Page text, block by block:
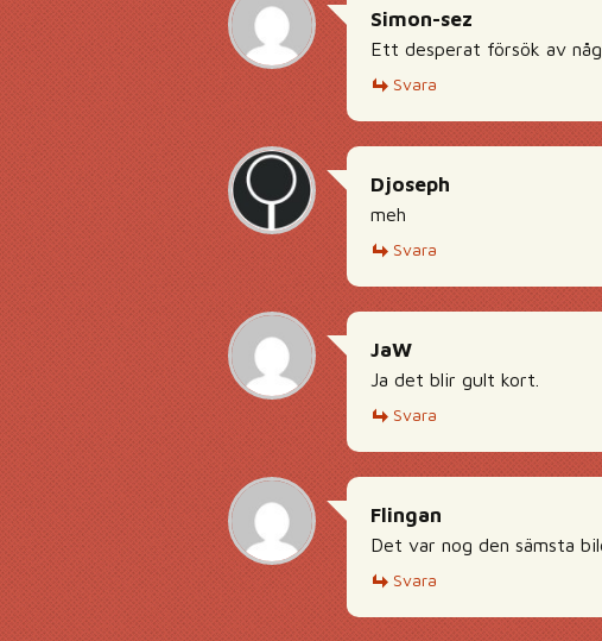
Simon-sez
Ett desperat försök av
Svara
Djoseph
meh
Svara
JaW
Ja det blir gult kort.
Svara
Flingan
Det var nog den sämsta
Svara